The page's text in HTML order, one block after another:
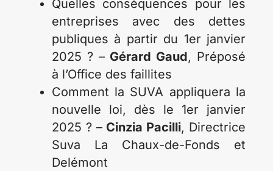
Quelles conséquences pour les
entreprises avec des dettes
publiques à partir du 1er janvier
2025 ? – Gérard Gaud, Préposé
à l’Office des faillites
Comment la SUVA appliquera la
nouvelle loi, dès le 1er janvier
2025 ? – Cinzia Pacilli, Directrice
Suva La Chaux-de-Fonds et
Delémont